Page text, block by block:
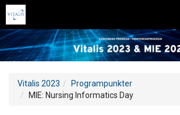
Vitalis 2023
Programpunkter
MIE: Nursing Informatics Day